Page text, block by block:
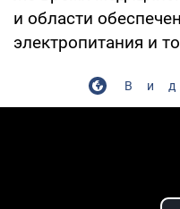
и области
электропитания и